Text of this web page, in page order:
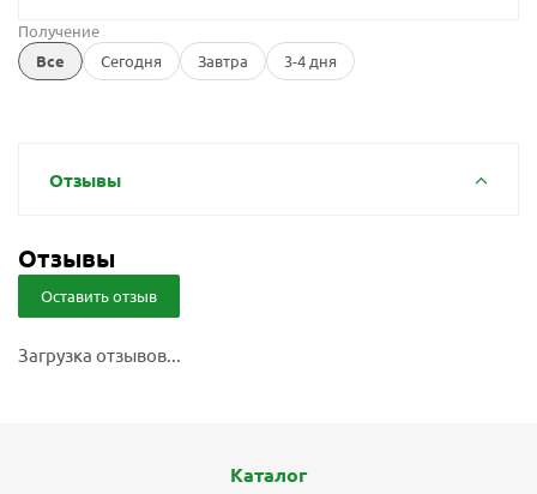
Получение
Все
Сегодня Завтра 3-4 дня
Отзывы
Отзывы
Оставить отзыв
Загрузка отзывов...
Каталог